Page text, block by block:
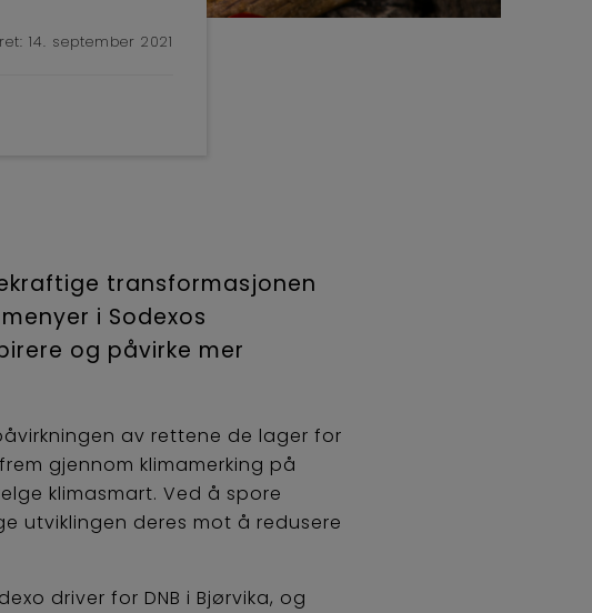
14. september 2021
transformasjonen
i Sodexos
og påvirke mer
av rettene de lager for
gjennom klimamerking på
klimasmart. Ved å spore
utviklingen deres mot å redusere
driver for DNB i Bjørvika, og